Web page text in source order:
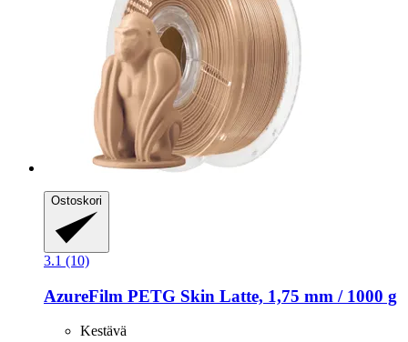
Ostoskori
3.1 (10)
AzureFilm PETG Skin Latte, 1,75 mm / 1000 g
Kestävä